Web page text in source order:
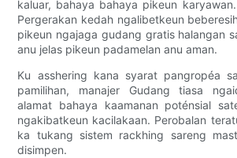
kaluar, bahaya bahaya pikeun
Pergerakan kedah ngalibetkeun
pikeun ngajaga gudang gratis halangan
anu jelas pikeun padamelan anu aman.
Ku asshering kana syarat pangropéa
pamilihan, manajer Gudang tiasa
alamat bahaya kaamanan poténsial
ngakibatkeun kacilakaan. Perobalan
ka tukang sistem rackhing sareng
disimpen.